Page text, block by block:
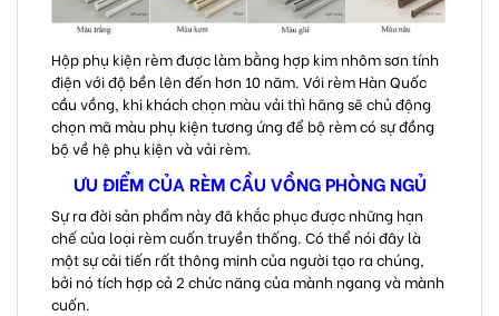
Hộp phụ kiện rèm được làm bằng hợp kim nhôm sơn tính
điện với độ bền lên đến hơn 10 năm. Với rèm Hàn Quốc
cầu vồng, khi khách chọn màu vải thì hãng sẽ chủ động
chọn mã màu phụ kiện tương ứng để bộ rèm có sự đồng
bộ về hệ phụ kiện và vải rèm.
ƯU ĐIỂM CỦA RÈM CẦU VỒNG PHÒNG NGỦ
Sự ra đời sản phẩm này đã khắc phục được những hạn
chế của loại rèm cuốn truyền thống. Có thể nói đây là
một sự cải tiến rất thông minh của người tạo ra chúng,
bởi nó tích hợp cả 2 chức năng của mành ngang và mành
cuốn.